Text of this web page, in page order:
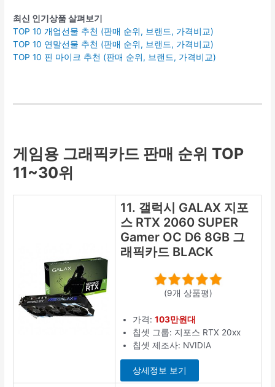
최신 인기상품 살펴보기
TOP 10 개업선물 추천 (판매 순위, 브랜드, 가격비교)
TOP 10 연말선물 추천 (판매 순위, 브랜드, 가격비교)
TOP 10 핀 마이크 추천 (판매 순위, 브랜드, 가격비교)
게임용 그래픽카드 판매 순위 TOP
11~30위
11. 갤럭시 GALAX 지포
스 RTX 2060 SUPER
Gamer OC D6 8GB 그
래픽카드 BLACK
(9개 상품평)
가격:103만원대
칩셋 그룹: 지포스 RTX 20xx
칩셋 제조사: NVIDIA
상세정보 보기